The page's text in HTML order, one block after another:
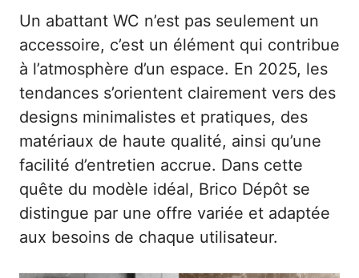
Un abattant WC n’est pas seulement un
accessoire, c’est un élément qui contribue
à l’atmosphère d’un espace. En 2025, les
tendances s’orientent clairement vers des
designs minimalistes et pratiques, des
matériaux de haute qualité, ainsi qu’une
facilité d’entretien accrue. Dans cette
quête du modèle idéal, Brico Dépôt se
distingue par une offre variée et adaptée
aux besoins de chaque utilisateur.